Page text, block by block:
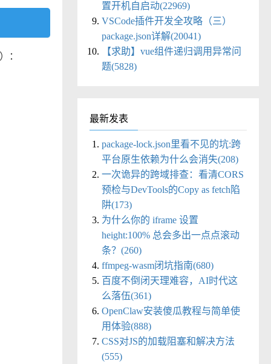
：
置开机自启动(22969)
VSCode插件开发全攻略（三）
package.json详解(20041)
【求助】vue组件递归调用异常问
题(5828)
最新发表
package-lock.json里看不见的坑:跨
平台原生依赖为什么会消失(208)
一次诡异的跨域排查：看清CORS
预检与DevTools的Copy as fetch陷
阱(173)
为什么你的 iframe 设置
height:100% 总会多出一点点滚动
条？(260)
ffmpeg-wasm闭坑指南(680)
百度不倒闭天理难容，AI时代这
么落伍(361)
OpenClaw安装傻瓜教程与简单使
用体验(888)
CSS对JS的加载阻塞和解决方法
(555)